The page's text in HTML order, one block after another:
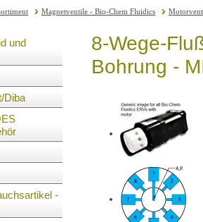
Magnetventile - Bio-Chem Fluidics
und
Diba
-
8-Wege-
Bohrung -